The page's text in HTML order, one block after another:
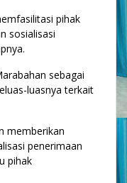
pihak
sosialisasi
sebagai
luasnya terkait
memberikan
penerimaan
pihak